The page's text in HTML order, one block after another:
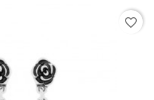
favorite_border